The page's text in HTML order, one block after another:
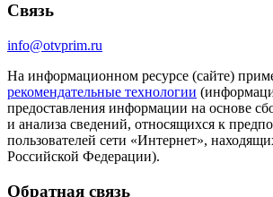
Связь
info@otvprim.ru
На информационном ресурсе (сайте)
рекомендательные технологии
предоставления информации на основе
и анализа сведений, относящихся к
пользователей сети «Интернет»,
Российской Федерации).
Обратная связь